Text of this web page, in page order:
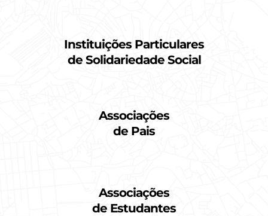
Instituições Particulares
de Solidariedade Social
Associações
de Pais
Associações
de Estudantes